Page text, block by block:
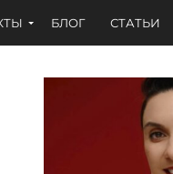
БЛОГ СТАТЬИ